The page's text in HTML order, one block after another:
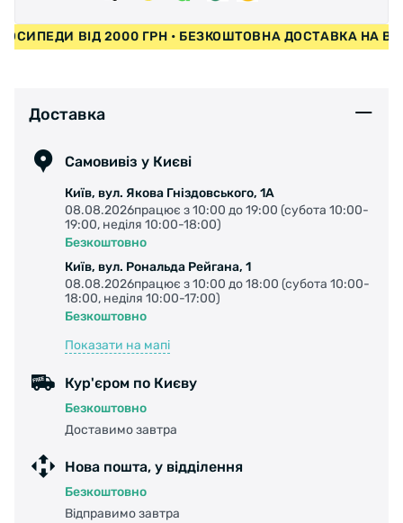
ВІД 2000 ГРН • БЕЗКОШТОВНА ДОСТАВКА
Доставка
Самовивіз у Києві
Київ, вул. Якова Гніздовського, 1А
08.08.2026працює з 10:00 до 19:00 (субота 10:00-
19:00, неділя 10:00-18:00)
Безкоштовно
Київ, вул. Рональда Рейгана, 1
08.08.2026працює з 10:00 до 18:00 (субота 10:00-
18:00, неділя 10:00-17:00)
Безкоштовно
Показати на мапі
Кур'єром по Києву
Безкоштовно
Доставимо завтра
Нова пошта, у відділення
Безкоштовно
Відправимо завтра